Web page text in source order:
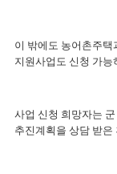
이 밖에도 농어촌주
지원사업도 신청 가능
사업 신청 희망자는
추진계획을 상담 받